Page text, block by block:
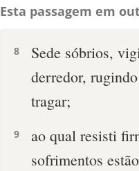
Esta passagem em
8
Sede sóbrios,
derredor,
tragar;
9
ao qual resisti
sofrimentos